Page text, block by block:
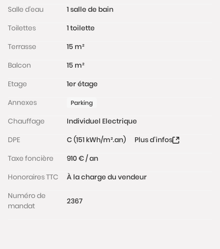
Salle d'eau
1 salle de bain
Toilettes
1 toilette
Terrasse
15 m²
Balcon
15 m²
Etage
1er étage
Annexes
Parking
Chauffage
Individuel Electrique
DPE
C (151 kWh/m².an)
Plus d'infos
Taxe foncière
910 € / an
Honoraires TTC
À la charge du vendeur
Numéro de
mandat
2367